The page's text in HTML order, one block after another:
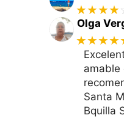
★★★★
Olga
amable
Santa
Bquilla